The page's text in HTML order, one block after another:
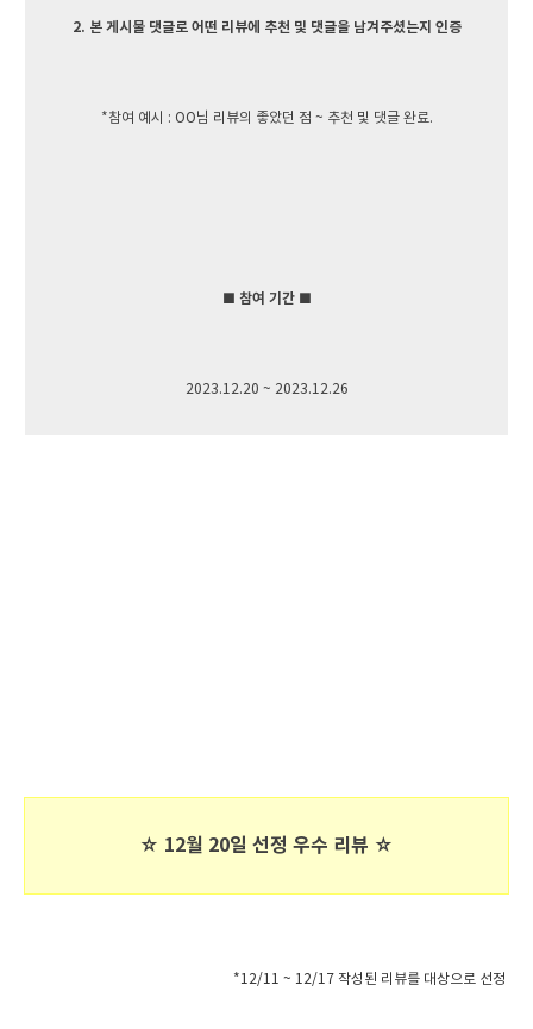
2. 본 게시물 댓글로 어떤 리뷰에 추천 및 댓글을 남겨주셨는지 인증
*참여 예시 : OO님 리뷰의 좋았던 점 ~ 추천 및 댓글 완료.
■ 참여 기간 ■
2023.12.20 ~ 2023.12.26
☆ 12월 20일 선정 우수 리뷰 ☆
*12/11 ~ 12/17 작성된 리뷰를 대상으로 선정